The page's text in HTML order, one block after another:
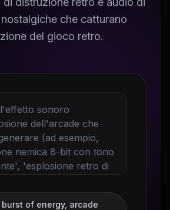
che catturano
del gioco retro.
burst of energy, arcade